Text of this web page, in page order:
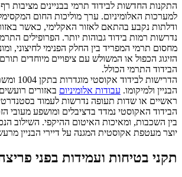
התקנות החדשות לבידוד תרמי בבניינים מציבות
למערכות האלומיניום. ערך מוליכות החום
ודלתות נקבע בהתאם לאזור האקלימי, כאשר
נדרשות רמות בידוד גבוהות יותר. הפרופילים
מחסום תרמי המפריד בין החלק הפנימי לחיצוני,
הזיגוג הכפול או המשולש עם ציפויים מיוחדים
הבידוד התרמי הכולל.
הדרישות
הבניין ולמיקומו. עבודות אלומיניום באזורים
ראשיים או שדות תעופה נדרשות לעמוד
הבידוד האקוסטי נמדד בדציבלים ומושפע מעובי
בין השכבות, ומאיכות האיטום ההיקפי. השילוב
יוצר מעטפת אקוסטית המגנה על דיירי הבניין
תקני בטיחות ועמידות בפני